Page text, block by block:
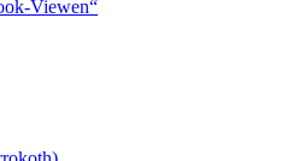
Viewen“